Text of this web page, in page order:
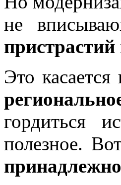
не
Это
гордиться
полезное.